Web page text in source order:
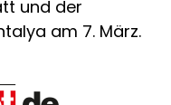
und der
am 7. März.